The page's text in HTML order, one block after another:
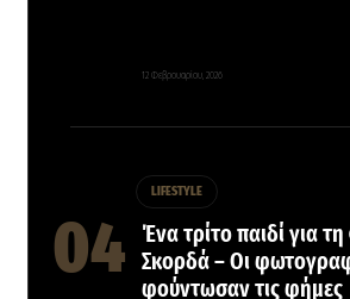
12 Φεβρουαρίου, 2026
LIFESTYLE
Ένα τρίτο παιδί για
Σκορδά – Οι
φούντωσαν τις φήμες